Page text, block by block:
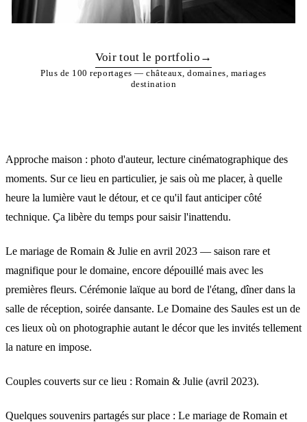
Voir tout le portfolio →
Plus de 100 reportages — châteaux, domaines, mariages
destination
Approche maison : photo d'auteur, lecture cinématographique des
moments. Sur ce lieu en particulier, je sais où me placer, à quelle
heure la lumière vaut le détour, et ce qu'il faut anticiper côté
technique. Ça libère du temps pour saisir l'inattendu.
Le mariage de Romain & Julie en avril 2023 — saison rare et
magnifique pour le domaine, encore dépouillé mais avec les
premières fleurs. Cérémonie laïque au bord de l'étang, dîner dans la
salle de réception, soirée dansante. Le Domaine des Saules est un de
ces lieux où on photographie autant le décor que les invités tellement
la nature en impose.
Couples couverts sur ce lieu : Romain & Julie (avril 2023).
Quelques souvenirs partagés sur place : Le mariage de Romain et